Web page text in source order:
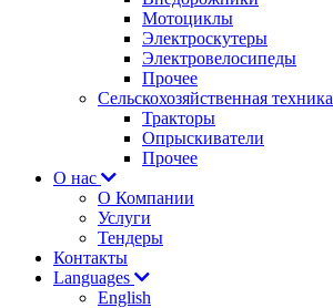
Мотоциклы
Электроскутеры
Электровелосипеды
Прочее
Сельскохозяйственная техника
Тракторы
Опрыскиватели
Прочее
О нас
О Компании
Услуги
Тендеры
Контакты
Languages
English